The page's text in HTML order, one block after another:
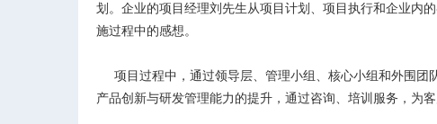
划。企业的项目经理刘先生从项目计划、项目执行和企业内
施过程中的感想。
项目过程中，通过领导层、管理小组、核心小组和外围团
产品创新与研发管理能力的提升，通过咨询、培训服务，为客